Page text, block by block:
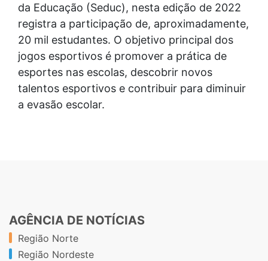
da Educação (Seduc), nesta edição de 2022
registra a participação de, aproximadamente,
20 mil estudantes. O objetivo principal dos
jogos esportivos é promover a prática de
esportes nas escolas, descobrir novos
talentos esportivos e contribuir para diminuir
a evasão escolar.
AGÊNCIA DE NOTÍCIAS
Região Norte
Região Nordeste